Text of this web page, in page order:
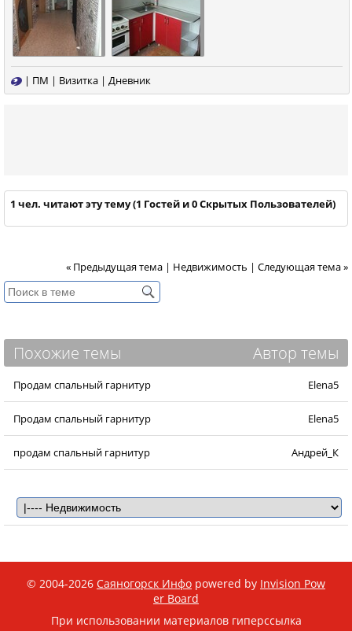
| ПМ | Визитка | Дневник
1 чел. читают эту тему (1 Гостей и 0 Скрытых Пользователей)
« Предыдущая тема | Недвижимость | Следующая тема »
Похожие темы Автор темы
Продам спальный гарнитур Elena5
Продам спальный гарнитур Elena5
продам спальный гарнитур Андрей_К
© 2004-2026 Саяногорск Инфо powered by Invision Pow
er Board
При использовании материалов гиперссылка